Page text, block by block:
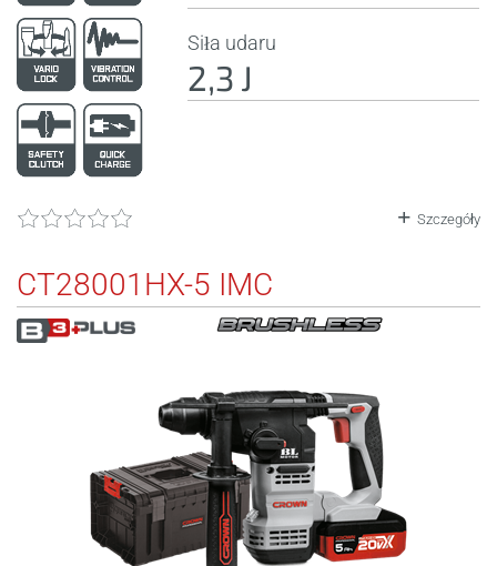
Siła udaru
2,3 J
Szczegóły
CT28001HX-5 IMC